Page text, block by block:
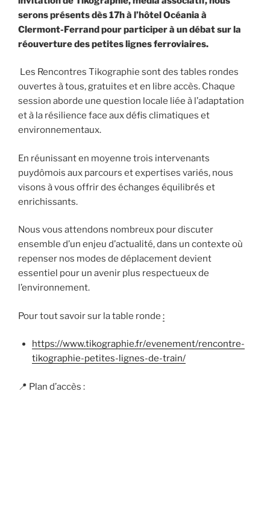
serons présents dès 17h à l’hôtel Océania à
Clermont-Ferrand pour participer à un débat sur la
réouverture des petites lignes ferroviaires.
Les Rencontres Tikographie sont des tables rondes
ouvertes à tous, gratuites et en libre accès. Chaque
session aborde une question locale liée à l’adaptation
et à la résilience face aux défis climatiques et
environnementaux.
En réunissant en moyenne trois intervenants
puydômois aux parcours et expertises variés, nous
visons à vous offrir des échanges équilibrés et
enrichissants.
Nous vous attendons nombreux pour discuter
ensemble d’un enjeu d’actualité, dans un contexte où
repenser nos modes de déplacement devient
essentiel pour un avenir plus respectueux de
l’environnement.
Pour tout savoir sur la table ronde :
https://www.tikographie.fr/evenement/rencontre-
tikographie-petites-lignes-de-train/
📍 Plan d’accès :